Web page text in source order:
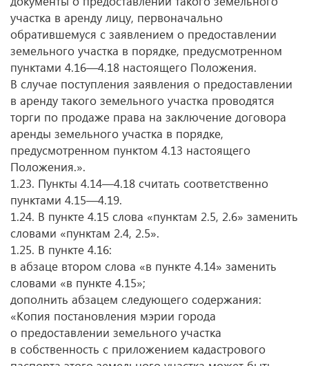
участка в аренду лицу, первоначально
обратившемуся с заявлением о предоставлении
земельного участка в порядке, предусмотренном
пунктами 4.16—4.18 настоящего Положения.
В случае поступления заявления о предоставлении
в аренду такого земельного участка проводятся
торги по продаже права на заключение договора
аренды земельного участка в порядке,
предусмотренном пунктом 4.13 настоящего
Положения.».
1.23. Пункты 4.14—4.18 считать соответственно
пунктами 4.15—4.19.
1.24. В пункте 4.15 слова «пунктам 2.5, 2.6» заменить
словами «пунктам 2.4, 2.5».
1.25. В пункте 4.16:
в абзаце втором слова «в пункте 4.14» заменить
словами «в пункте 4.15»;
дополнить абзацем следующего содержания:
«Копия постановления мэрии города
о предоставлении земельного участка
в собственность с приложением кадастрового